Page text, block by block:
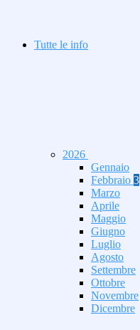
Tutte le info
2026
Gennaio
Febbraio 3
Marzo
Aprile
Maggio
Giugno
Luglio
Agosto
Settembre
Ottobre
Novembre
Dicembre